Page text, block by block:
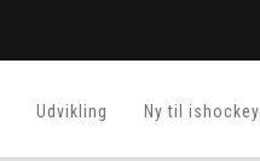
Udvikling Ny til ishockey